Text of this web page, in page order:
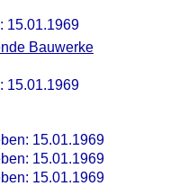
15.01.1969
Bauwerke
15.01.1969
15.01.1969
15.01.1969
15.01.1969